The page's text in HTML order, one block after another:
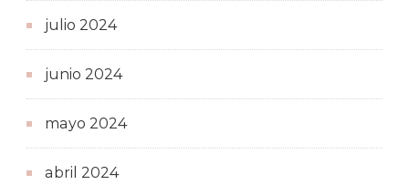
julio 2024
junio 2024
mayo 2024
abril 2024